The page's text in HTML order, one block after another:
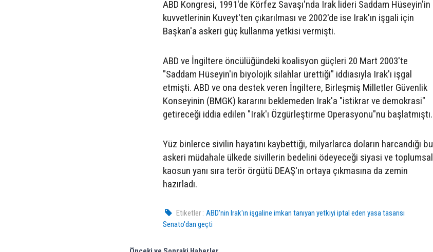
ABD Kongresi, 1991'de Körfez Savaşı'nda Irak lideri Saddam Hüseyin'in
kuvvetlerinin Kuveyt'ten çıkarılması ve 2002'de ise Irak'ın işgali için
Başkan'a askeri güç kullanma yetkisi vermişti.
ABD ve İngiltere öncülüğündeki koalisyon güçleri 20 Mart 2003'te
"Saddam Hüseyin'in biyolojik silahlar ürettiği" iddiasıyla Irak'ı işgal
etmişti. ABD ve ona destek veren İngiltere, Birleşmiş Milletler Güvenlik
Konseyinin (BMGK) kararını beklemeden Irak'a "istikrar ve demokrasi"
getireceği iddia edilen "Irak'ı Özgürleştirme Operasyonu"nu başlatmıştı.
Yüz binlerce sivilin hayatını kaybettiği, milyarlarca doların harcandığı bu
askeri müdahale ülkede sivillerin bedelini ödeyeceği siyasi ve toplumsal
kaosun yanı sıra terör örgütü DEAŞ'ın ortaya çıkmasına da zemin
hazırladı.
Etiketler : ABD'nin Irak'ın işgaline imkan tanıyan yetkiyi iptal eden yasa tasarısı
Senato'dan geçti